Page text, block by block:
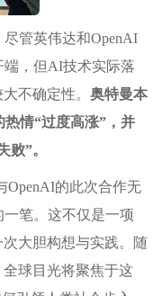
管英伟达和OpenAI
，但AI技术实际落
不确定性。 奥特曼本
情“过度高涨”，并
败”。
OpenAI的此次合作无
笔。这不仅是一项
大胆构想与实践。随
球目光将聚焦于这